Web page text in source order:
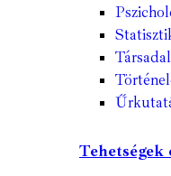
Tehetségek